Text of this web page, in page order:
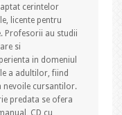
cerintelor
licente pentru
Profesorii au studii
si
in domeniul
a adultilor, fiind
nevoile cursantilor.
predata se ofera